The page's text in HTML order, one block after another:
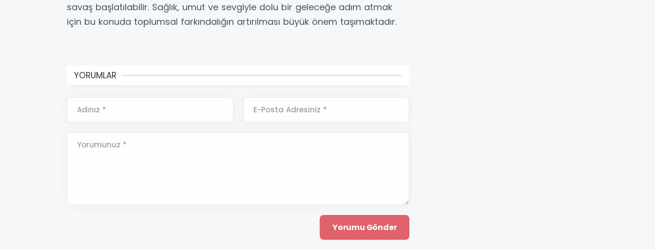
savaş başlatılabilir. Sağlık, umut ve sevgiyle dolu bir geleceğe adım atmak
için bu konuda toplumsal farkındalığın artırılması büyük önem taşımaktadır.
YORUMLAR
Adınız * E-Posta Adresiniz *
Yorumunuz *